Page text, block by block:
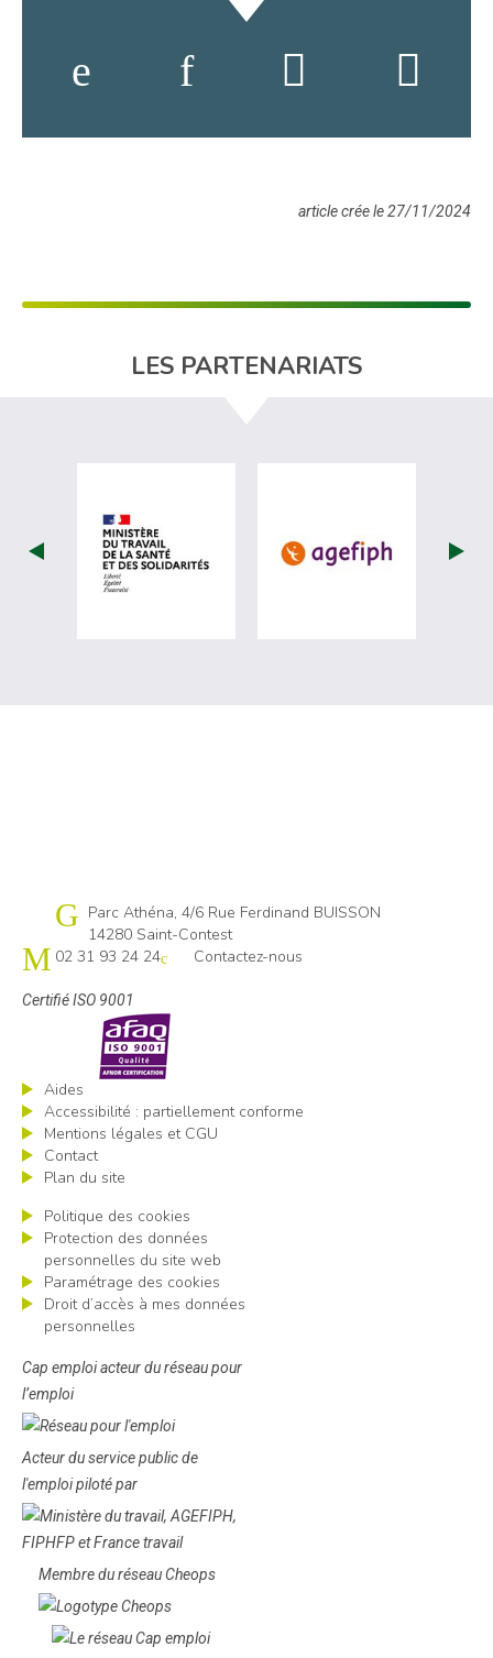
article crée le 27/11/2024
LES PARTENARIATS
visiter les site de Ministère du travail
visiter les
Cap emploi 14
Parc Athéna, 4/6 Rue Ferdinand BUISSON
14280 Saint-Contest
02 31 93 24 24
Contactez-nous
Certifié ISO 9001
Aides
Accessibilité : partiellement conforme
Mentions légales et CGU
Contact
Plan du site
Politique des cookies
Protection des données
personnelles du site web
Paramétrage des cookies
Droit d’accès à mes données
personnelles
Cap emploi acteur du réseau pour
l’emploi
Acteur du service public de
l'emploi piloté par
Membre du réseau Cheops